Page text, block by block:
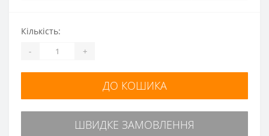
Кількість:
- +
ДО КОШИКА
ШВИДКЕ ЗАМОВЛЕННЯ